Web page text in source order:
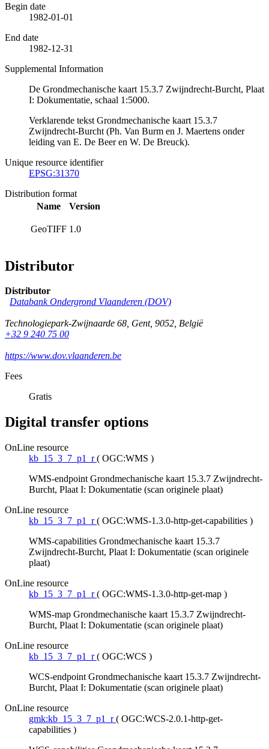
Begin date
1982-01-01
End date
1982-12-31
Supplemental Information
De Grondmechanische kaart 15.3.7 Zwijndrecht-Burcht, Plaat
I: Dokumentatie, schaal 1:5000.
Verklarende tekst Grondmechanische kaart 15.3.7
Zwijndrecht-Burcht (Ph. Van Burm en J. Maertens onder
leiding van E. De Beer en W. De Breuck).
Unique resource identifier
EPSG:31370
Distribution format
Name
Version
GeoTIFF 1.0
Distributor
Distributor
Databank Ondergrond Vlaanderen (DOV)
Technologiepark-Zwijnaarde 68, Gent, 9052, België
+32 9 240 75 00
https://www.dov.vlaanderen.be
Fees
Gratis
Digital transfer options
OnLine resource
kb_15_3_7_p1_r ( OGC:WMS )
WMS-endpoint Grondmechanische kaart 15.3.7 Zwijndrecht-
Burcht, Plaat I: Dokumentatie (scan originele plaat)
OnLine resource
kb_15_3_7_p1_r ( OGC:WMS-1.3.0-http-get-capabilities )
WMS-capabilities Grondmechanische kaart 15.3.7
Zwijndrecht-Burcht, Plaat I: Dokumentatie (scan originele
plaat)
OnLine resource
kb_15_3_7_p1_r ( OGC:WMS-1.3.0-http-get-map )
WMS-map Grondmechanische kaart 15.3.7 Zwijndrecht-
Burcht, Plaat I: Dokumentatie (scan originele plaat)
OnLine resource
kb_15_3_7_p1_r ( OGC:WCS )
WCS-endpoint Grondmechanische kaart 15.3.7 Zwijndrecht-
Burcht, Plaat I: Dokumentatie (scan originele plaat)
OnLine resource
gmk:kb_15_3_7_p1_r ( OGC:WCS-2.0.1-http-get-
capabilities )